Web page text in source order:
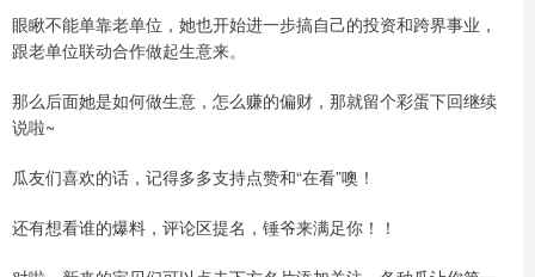
眼瞅不能单靠老单位，她也开始进一步搞自己的投资和跨界事业，
跟老单位联动合作做起生意来。
那么后面她是如何做生意，怎么赚的偏财，那就留个彩蛋下回继续
说啦~
瓜友们喜欢的话，记得多多支持点赞和“在看”噢！
还有想看谁的爆料，评论区提名，锤爷来满足你！！